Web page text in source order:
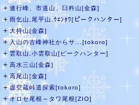
＋ 連行峰、市道山、臼杵山[金森]
＋ 雨乞山,尾平山,ｳｴﾝﾀﾜ[ピークハンター]
＋大持山[金森]
＋入山の古峰神社からサ...[tokoro]
＋雲取山,小雲取山[ピークハンター]
＋ 高水三山[金森]
＋高尾山[金森]
＋虚空蔵峠道探索[tokoro]
＋オロセ尾根～タワ尾根[ZIO]